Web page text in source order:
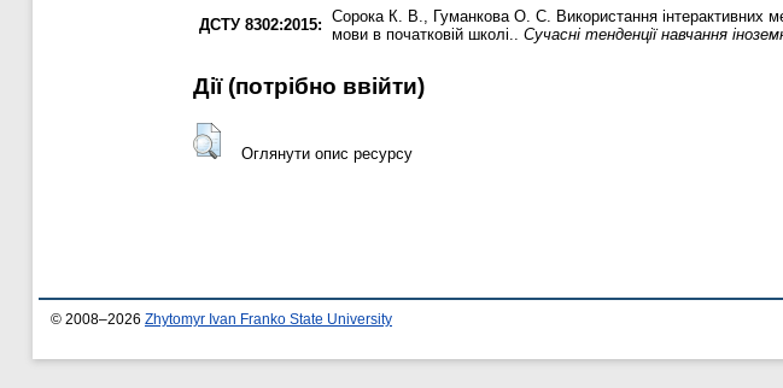
ДСТУ 8302:2015: Сорока К. В., Гуманкова О. С. Використання інтерактивних
мови в початковій школі.. Сучасні тенденції навчання
Дії ​​(потрібно ввійти)
Оглянути опис ресурсу
© 2008–2026 Zhytomyr Ivan Franko State University